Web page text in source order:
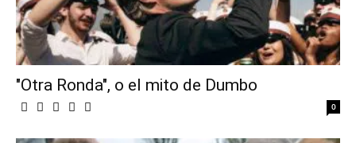
"Otra Ronda", o el mito de Dumbo
0